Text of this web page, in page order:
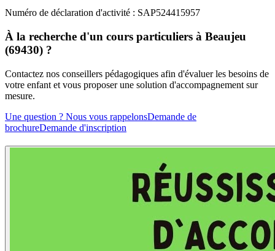
Numéro de déclaration d'activité : SAP524415957
À la recherche d'un cours particuliers à Beaujeu
(69430) ?
Contactez nos conseillers pédagogiques afin d'évaluer les besoins de
votre enfant et vous proposer une solution d'accompagnement sur
mesure.
Une question ? Nous vous rappelonsDemande de
brochureDemande d'inscription